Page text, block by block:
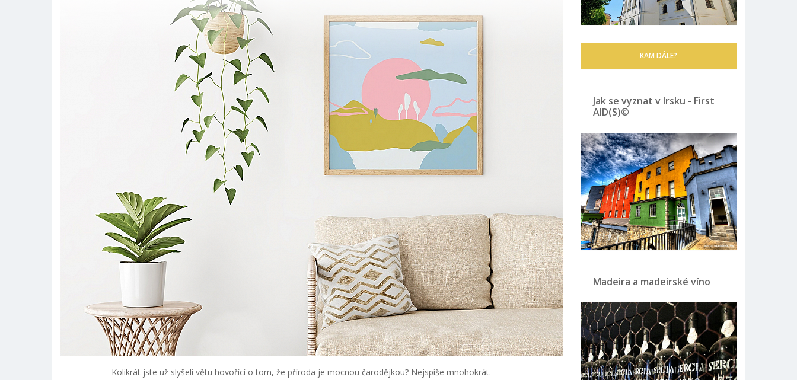
Kolikrát jste už slyšeli větu hovořící o tom, že příroda je mocnou čarodějkou? Nejspíše mnohokrát.
KAM DÁLE?
Jak se vyznat v Irsku - First
AID(S)©
Madeira a madeirské víno